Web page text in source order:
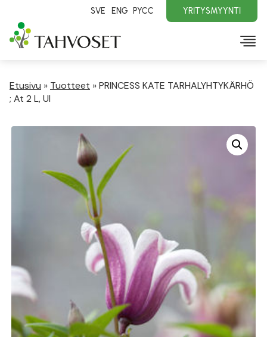
SVE ENG PYCC YRITYSMYYNTI
Etusivu » Tuotteet »PRINCESS KATE TARHALYHTYKÄRHÖ
; At 2 L, Ul